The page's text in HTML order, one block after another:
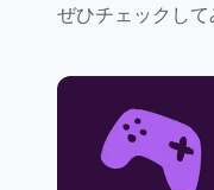
ぜひチェックして